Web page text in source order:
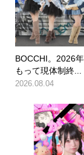
BOCCHI。2026
もって現体制終...
2026.08.04